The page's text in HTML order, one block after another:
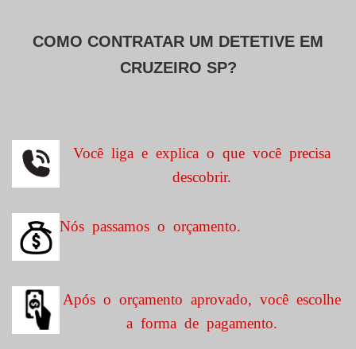
COMO CONTRATAR UM DETETIVE EM
CRUZEIRO SP?
Você liga e explica o que você precisa
descobrir.
Nós passamos o orçamento.
Após o orçamento aprovado, você escolhe
a forma de pagamento.